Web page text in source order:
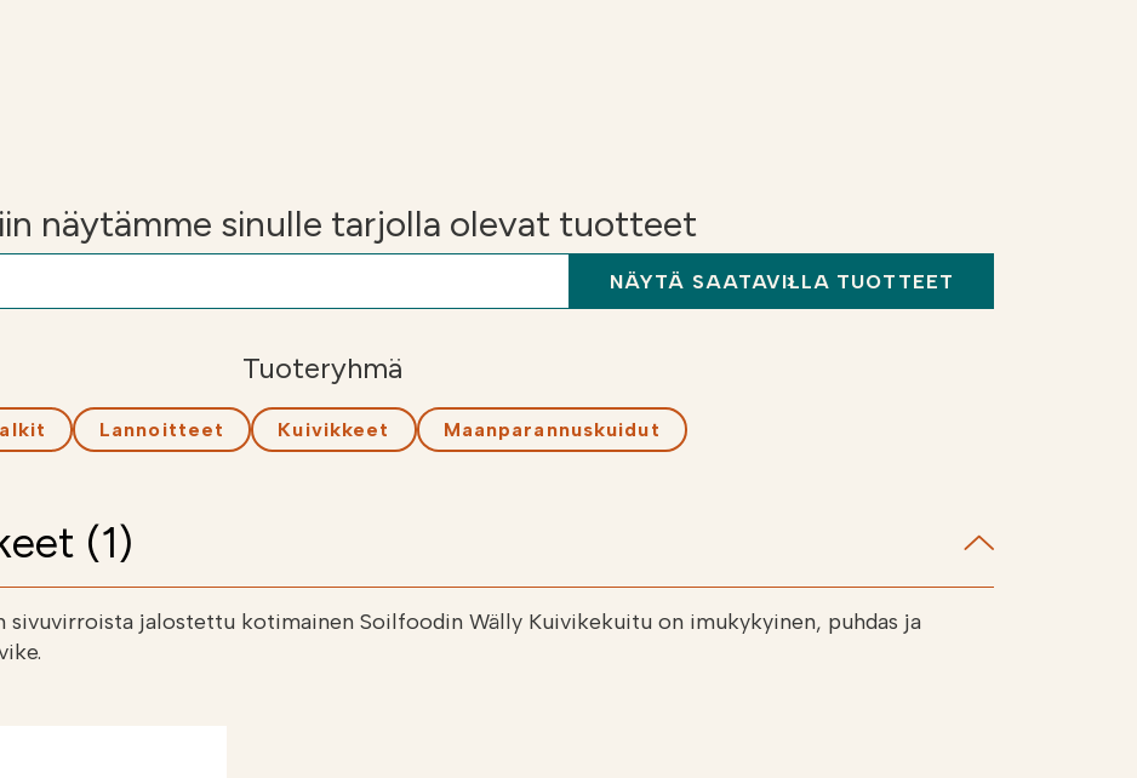
näytämme sinulle tarjolla olevat tuotteet
NÄYTÄ SAATAVILLA TUOTTEET
Tuoteryhmä
Lannoitteet Kuivikkeet Maanparannuskuidut
(1)
sivuvirroista jalostettu kotimainen Soilfoodin Wälly Kuivikekuitu on imukykyinen, puhdas ja